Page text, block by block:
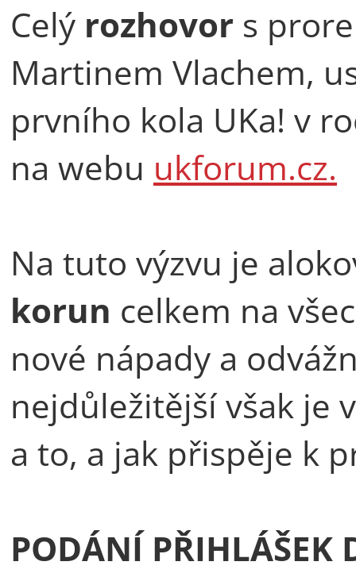
Celý rozhovor s
Martinem Vlachem,
prvního kola UKa! v
na webu ukforum.cz.
Na tuto výzvu je
korun celkem na
nové nápady a
nejdůležitější však je
a to, a jak přispěje k
PODÁNÍ PŘIHLÁŠEK